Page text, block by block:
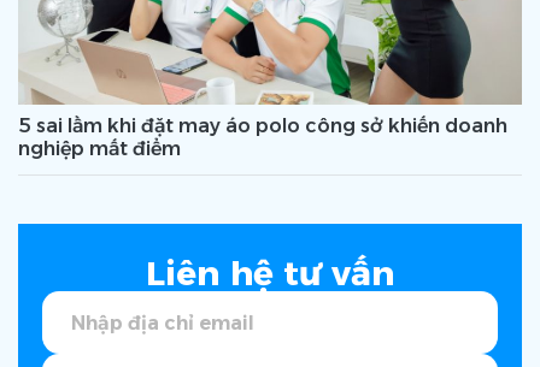
5 sai lầm khi đặt may áo polo công sở khiến doanh
nghiệp mất điểm
Liên hệ tư vấn